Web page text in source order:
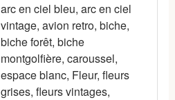
arc en ciel bleu, arc en ciel
vintage, avion retro, biche,
biche forêt, biche
montgolfière, caroussel,
espace blanc, Fleur, fleurs
grises, fleurs vintages,